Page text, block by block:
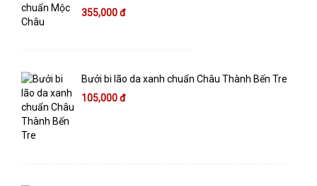
355,000 đ
Bưởi bi lão da xanh chuẩn Châu Thành Bến Tre
105,000 đ